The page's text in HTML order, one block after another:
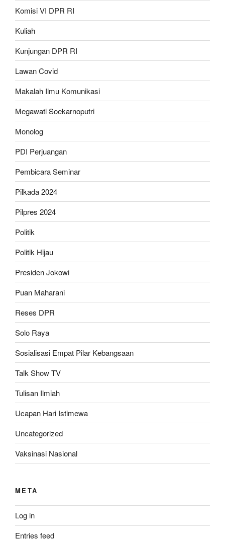
Komisi VI DPR RI
Kuliah
Kunjungan DPR RI
Lawan Covid
Makalah Ilmu Komunikasi
Megawati Soekarnoputri
Monolog
PDI Perjuangan
Pembicara Seminar
Pilkada 2024
Pilpres 2024
Politik
Politik Hijau
Presiden Jokowi
Puan Maharani
Reses DPR
Solo Raya
Sosialisasi Empat Pilar Kebangsaan
Talk Show TV
Tulisan Ilmiah
Ucapan Hari Istimewa
Uncategorized
Vaksinasi Nasional
META
Log in
Entries feed